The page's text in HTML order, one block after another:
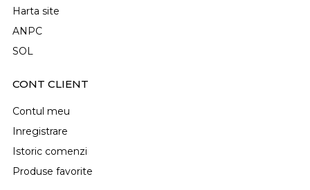
Harta site
ANPC
SOL
CONT CLIENT
Contul meu
Inregistrare
Istoric comenzi
Produse favorite